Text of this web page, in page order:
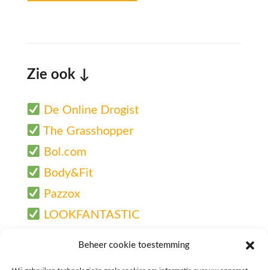
Beheer cookie toestemming
Zie ook ↓
De Online Drogist
The Grasshopper
Bol.com
Body&Fit
Pazzox
LOOKFANTASTIC